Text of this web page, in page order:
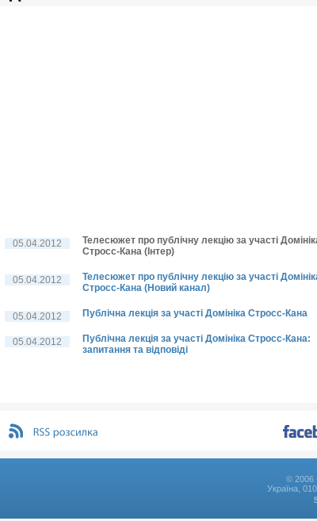
05.04.2012
Телесюжет про публічну лекцію за участі
Стросс-Кана (Інтер)
05.04.2012
Телесюжет про публічну лекцію за участі
Стросс-Кана (Новий канал)
05.04.2012 Публічна лекція за участі Домініка Стросс-Кана
05.04.2012
Публічна лекція за участі Домініка Стросс-Кана:
запитання та відповіді
© 2006
Україна,